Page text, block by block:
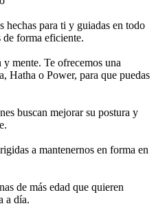
hechas para ti y guiadas en todo
forma eficiente.
mente. Te ofrecemos una
Hatha o Power, para que puedas
buscan mejorar su postura y
a mantenernos en forma en
de más edad que quieren
a día.